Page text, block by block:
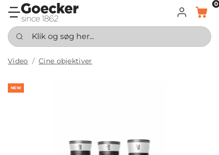
LOG INDKURV
0
Klik og søg her...
Video Cine objektiver
NEW